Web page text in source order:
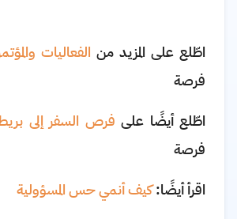
اطّلع على المزيد من الفعاليات
فرصة
اطّلع أيضًا على فرص السفر إلى
فرصة
اقرأ أيضًا:كيف أنمي حس المسؤولية